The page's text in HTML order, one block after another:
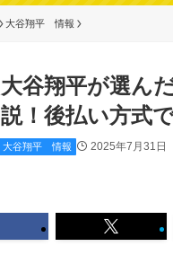
大谷翔平 情報
大谷翔平が選ん
説！後払い方式
大谷翔平 情報 2025年7月31日